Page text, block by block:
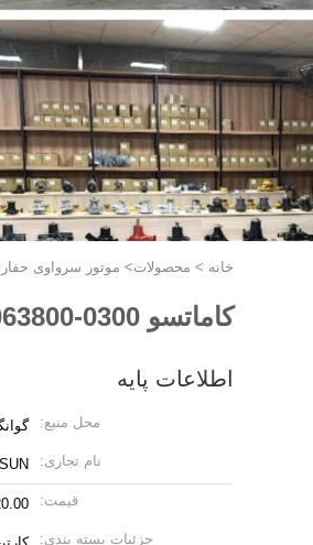
خانه > محصولات> موتور سرواوی
کاماتسو PC200 Excavator Servo Motor 0636004580 ND063600-4580 063800-0300
اطلاعات پایه
محل منبع:
نام تجاری:
قیمت: pieces
جزئیات بسته بندی: